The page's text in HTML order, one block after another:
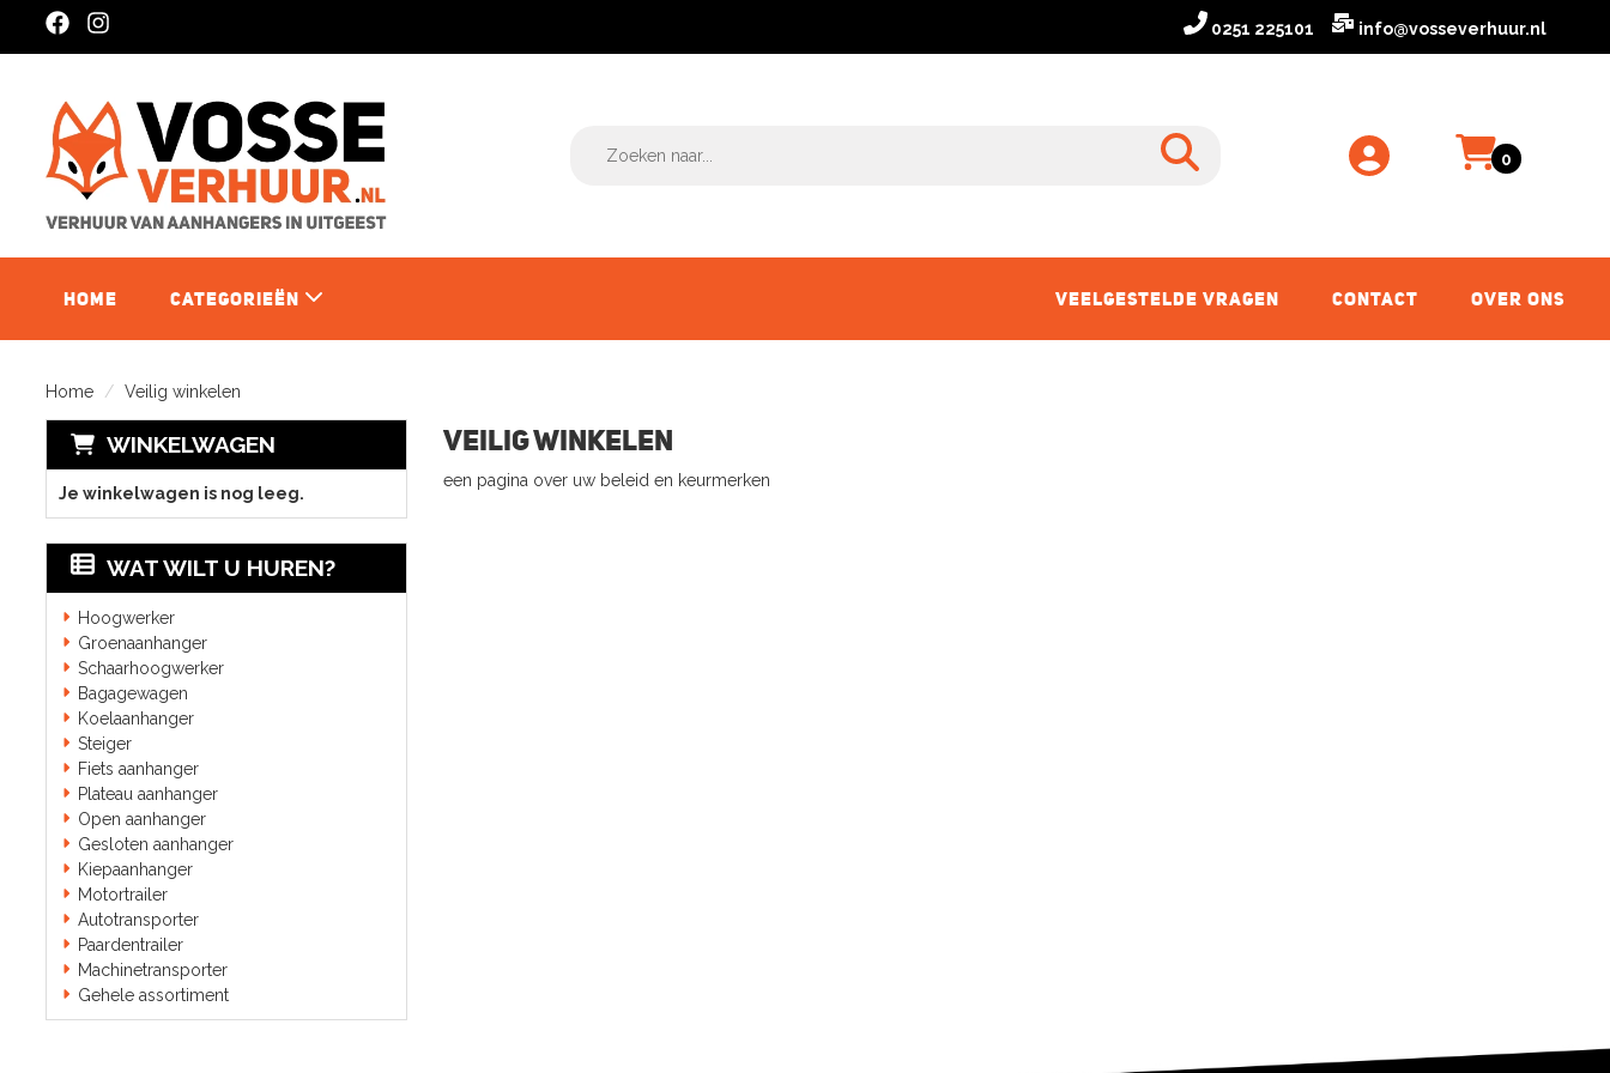
facebook 0251 225101 info@vosseverhuur.nl
zoeken
Toggle Account dropdown
Winkelwagen
0
HOME CATEGORIEËN CATEGORIEEN VEELGESTELDE VRAGEN CONTACT OVER ONS
Home Veilig winkelen
WINKELWAGEN
Je winkelwagen is nog leeg.
WAT WILT U HUREN?
Hoogwerker
Groenaanhanger
Schaarhoogwerker
Bagagewagen
Koelaanhanger
Steiger
Fiets aanhanger
Plateau aanhanger
Open aanhanger
Gesloten aanhanger
Kiepaanhanger
Motortrailer
Autotransporter
Paardentrailer
Machinetransporter
Gehele assortiment
Veilig winkelen
een pagina over uw beleid en keurmerken